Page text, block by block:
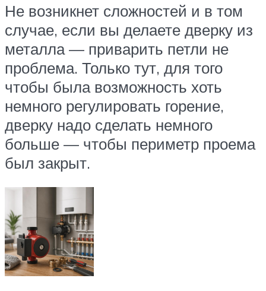
Не возникнет сложностей и в том
случае, если вы делаете дверку из
металла — приварить петли не
проблема. Только тут, для того
чтобы была возможность хоть
немного регулировать горение,
дверку надо сделать немного
больше — чтобы периметр проема
был закрыт.